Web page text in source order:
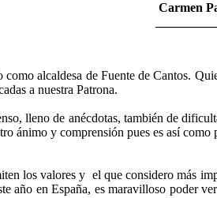
Carmen
alcaldesa de Fuente de Cantos.
a nuestra Patrona.
lleno de anécdotas, también de
ánimo y comprensión pues es así como
los valores y el que considero más
año en España, es maravilloso poder